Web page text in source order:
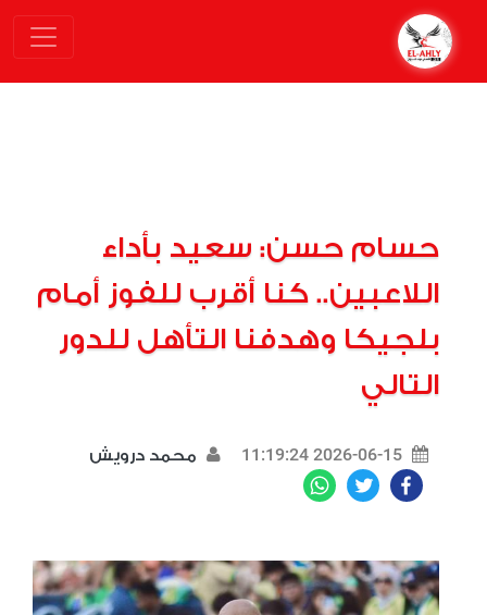
حسام حسن: سعيد بأداء
اللاعبين.. كنا أقرب للفوز أمام
بلجيكا وهدفنا التأهل للدور
التالي
2026-06-15 11:19:24 محمد درويش
Facebook
Twitter